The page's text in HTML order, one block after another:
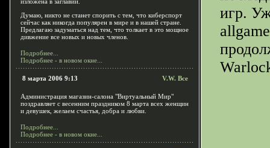
Думаю, никто не станет спорить с тем, что киберспорт
сейчас как никогда популярен в мире и в нашей стране.
Предлагаю задуматься над тем, что толкает в это мощное
дивжение все новых и новых членов.
Подробнее...
Подробнее - в новом окне...
8 марта 2006 9:13 V.W. Все
Администрация магазин-салона "Виртуальный Мир"
поздравляет с весенним праздником 8 марта всех женщин
и девушек, желаем счастья, добра и любви.
Подробнее...
Подробнее - в новом окне...
игр.